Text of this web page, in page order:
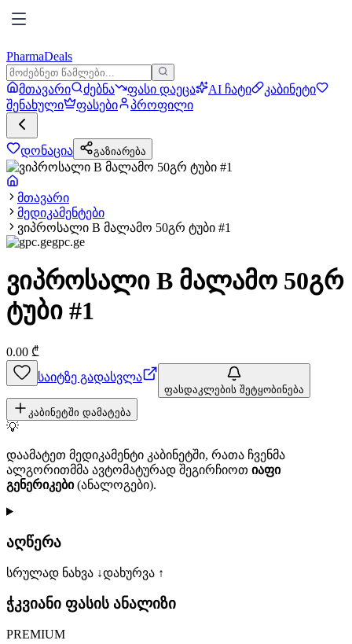
PharmaDeals
მთავარი ძებნა ფასი დაეცა AI ჩატი
კაბინეტი
შენახული
ფასები პროფილი
დონაცია გაზიარება
მთავარი
მედიკამენტები
ვიპროსალი B მალამო 50გრ ტუბი #1
gpc.ge
ვიპროსალი B მალამო 50გრ
ტუბი #1
0.00 ₾
საიტზე გადასვლა
ფასდაკლების შეტყობინება
კაბინეტში დამატება
💡
დაამატეთ მედიკამენტი კაბინეტში, რათა ჩვენმა
ალგორითმმა ავტომატურად შეგირჩიოთ იაფი
გენერიკები(ანალოგები).
აღწერა
სრულად ნახვა ↓დახურვა ↑
ჭკვიანი ფასის ანალიზი
PREMIUM